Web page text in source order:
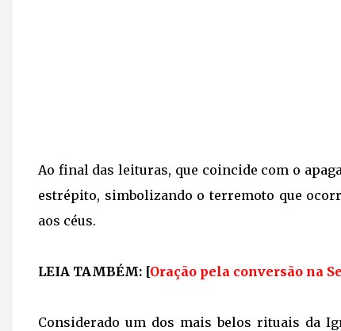
Ao final das leituras, que coincide com o
estrépito, simbolizando o terremoto que
aos céus.
LEIA TAMBÉM: [Oração pela conversão na
Considerado um dos mais belos rituais da